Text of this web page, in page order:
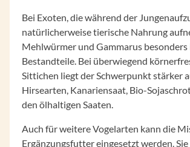
Bei Exoten, die während der
natürlicherweise tierische Nahrung
Mehlwürmer und Gammarus
Bestandteile. Bei überwiegend
Sittichen liegt der Schwerpunkt stärker
Hirsearten, Kanariensaat, Bio-
den ölhaltigen Saaten.
Auch für weitere Vogelarten kann die
Ergänzungsfutter eingesetzt werden.